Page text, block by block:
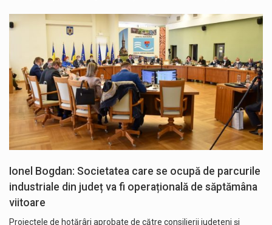
Ionel Bogdan: Societatea care se ocupă de parcurile
industriale din județ va fi operațională de săptămâna
viitoare
Proiectele de hotărâri aprobate de către consilierii județeni și